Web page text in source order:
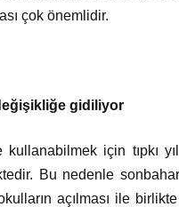
çok önemlidir.
gidiliyor
için tıpkı
Bu nedenle
açılması ile